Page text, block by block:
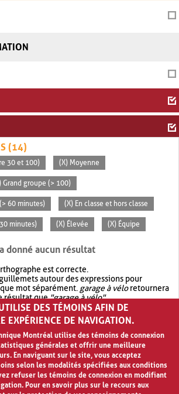
(14)
30 et 100) (X) Moyenne
Grand groupe (> 100)
60 minutes) (X) En classe et hors classe
minutes) (X) Élevée (X) Équipe
donné aucun résultat
est correcte.
autour des expressions pour
mot séparément. garage à véloretournera
résultat que"garage à vélo".
votre recherche avec OR.garage OR vélo
plus de résultat quegarage à vélo
DES TÉMOINS AFIN DE
EXPÉRIENCE DE NAVIGATION.
Montréal utilise des témoins de connexion
générales et offrir une meilleure
En naviguant sur le site, vous acceptez
selon les modalités spécifiées aux conditions
refuser les témoins de connexion en modifiant
Pour en savoir plus sur le recours aux